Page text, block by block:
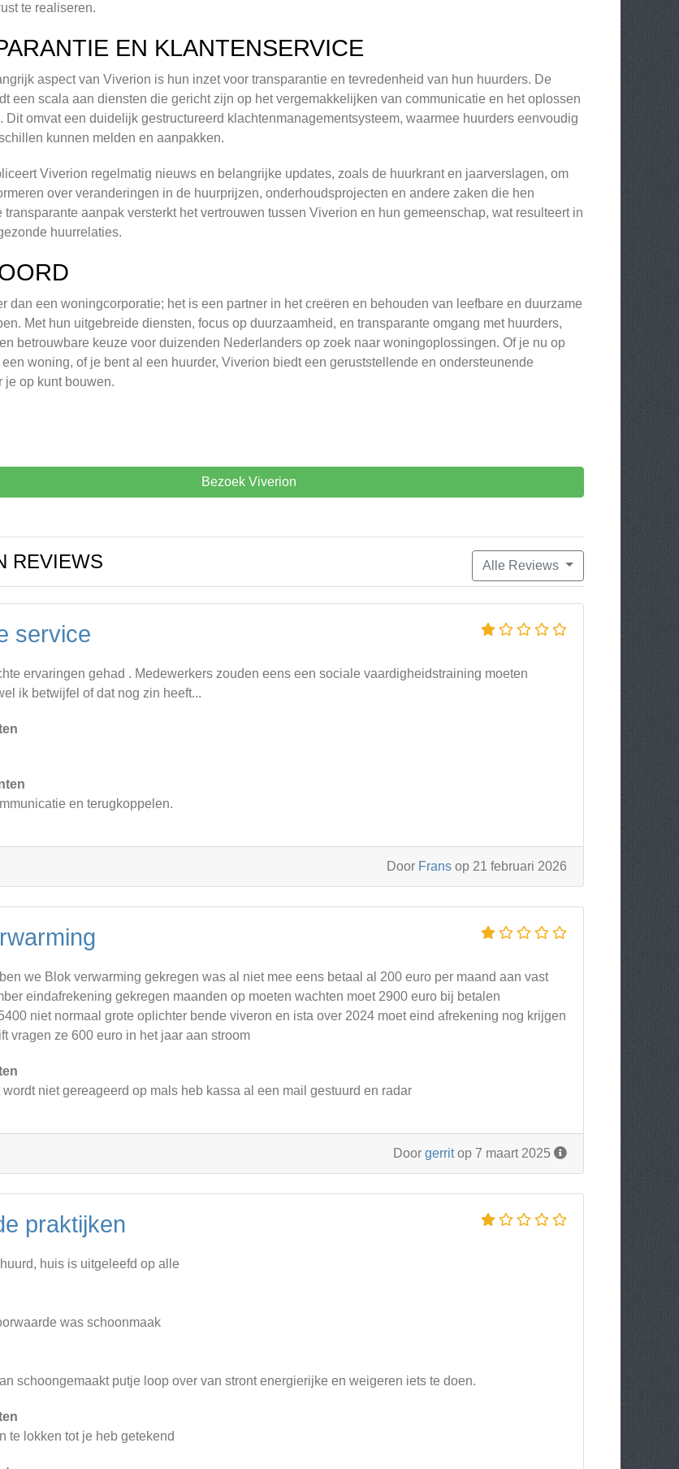
te realiseren.
EN KLANTENSERVICE
aspect van Viverion is hun inzet voor transparantie en tevredenheid van hun huurders. De
een scala aan diensten die gericht zijn op het vergemakkelijken van communicatie en het oplossen
Dit omvat een duidelijk gestructureerd klachtenmanagementsysteem, waarmee huurders eenvoudig
kunnen melden en aanpakken.
Viverion regelmatig nieuws en belangrijke updates, zoals de huurkrant en jaarverslagen, om
over veranderingen in de huurprijzen, onderhoudsprojecten en andere zaken die hen
transparante aanpak versterkt het vertrouwen tussen Viverion en hun gemeenschap, wat resulteert in
huurrelaties.
dan een woningcorporatie; het is een partner in het creëren en behouden van leefbare en duurzame
Met hun uitgebreide diensten, focus op duurzaamheid, en transparante omgang met huurders,
betrouwbare keuze voor duizenden Nederlanders op zoek naar woningoplossingen. Of je nu op
woning, of je bent al een huurder, Viverion biedt een geruststellende en ondersteunende
je op kunt bouwen.
Bezoek Viverion
Alle Reviews
REVIEWS
service
ervaringen gehad . Medewerkers zouden eens een sociale vaardigheidstraining moeten
ik betwijfel of dat nog zin heeft...
en terugkoppelen.
Door Frans op 21 februari 2026
we Blok verwarming gekregen was al niet mee eens betaal al 200 euro per maand aan vast
eindafrekening gekregen maanden op moeten wachten moet 2900 euro bij betalen
niet normaal grote oplichter bende viveron en ista over 2024 moet eind afrekening nog krijgen
vragen ze 600 euro in het jaar aan stroom
wordt niet gereageerd op mals heb kassa al een mail gestuurd en radar
Door gerritop 7 maart 2025
praktijken
huis is uitgeleefd op alle
was schoonmaak
schoongemaakt putje loop over van stront energierijke en weigeren iets te doen.
te lokken tot je heb getekend